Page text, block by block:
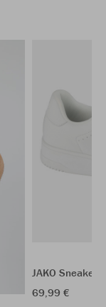
JAKO Sneaker
69,99 €